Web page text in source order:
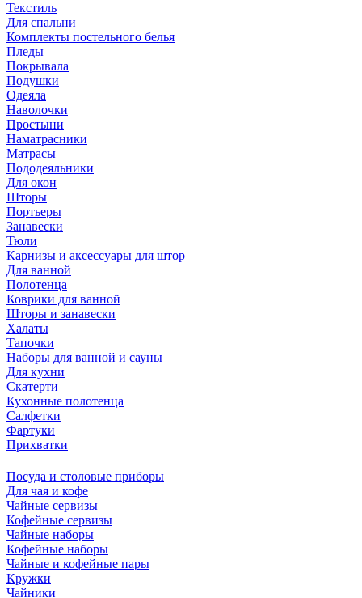
Текстиль
Для спальни
Комплекты постельного белья
Пледы
Покрывала
Подушки
Одеяла
Наволочки
Простыни
Наматрасники
Матрасы
Пододеяльники
Для окон
Шторы
Портьеры
Занавески
Тюли
Карнизы и аксессуары для штор
Для ванной
Полотенца
Коврики для ванной
Шторы и занавески
Халаты
Тапочки
Наборы для ванной и сауны
Для кухни
Скатерти
Кухонные полотенца
Салфетки
Фартуки
Прихватки
Посуда и столовые приборы
Для чая и кофе
Чайные сервизы
Кофейные сервизы
Чайные наборы
Кофейные наборы
Чайные и кофейные пары
Кружки
Чайники